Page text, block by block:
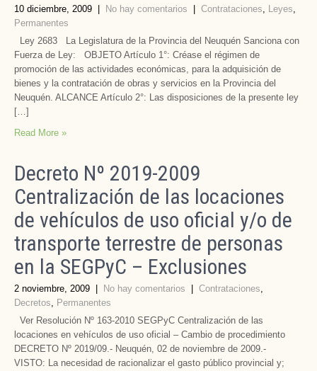
10 diciembre, 2009 No hay comentarios Contrataciones, Leyes,
Permanentes
Ley 2683 La Legislatura de la Provincia del Neuquén Sanciona con
Fuerza de Ley: OBJETO Artículo 1°: Créase el régimen de
promoción de las actividades económicas, para la adquisición de
bienes y la contratación de obras y servicios en la Provincia del
Neuquén. ALCANCE Artículo 2°: Las disposiciones de la presente ley
[…]
Read More »
Decreto Nº 2019-2009
Centralización de las locaciones
de vehículos de uso oficial y/o de
transporte terrestre de personas
en la SEGPyC – Exclusiones
2 noviembre, 2009 No hay comentarios Contrataciones,
Decretos, Permanentes
Ver Resolución Nº 163-2010 SEGPyC Centralización de las
locaciones en vehículos de uso oficial – Cambio de procedimiento
DECRETO Nº 2019/09.- Neuquén, 02 de noviembre de 2009.-
VISTO: La necesidad de racionalizar el gasto público provincial y;